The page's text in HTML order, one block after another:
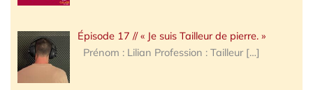
Épisode 17 // « Je suis Tailleur de pierre. »
Prénom : Lilian Profession : Tailleur […]